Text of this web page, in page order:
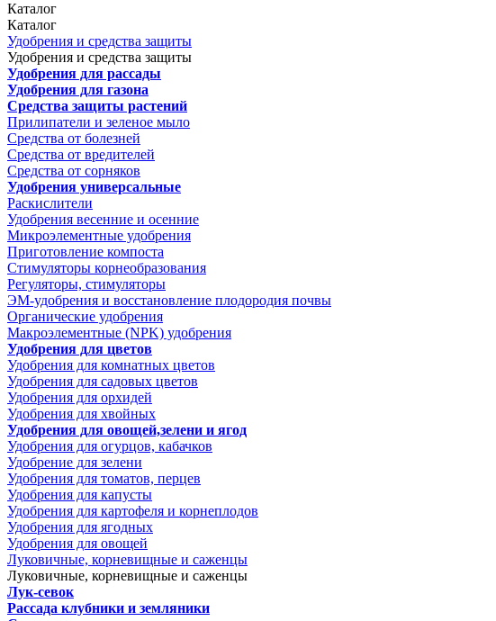
Каталог
Каталог
Удобрения и средства защиты
Удобрения и средства защиты
Удобрения для рассады
Удобрения для газона
Средства защиты растений
Прилипатели и зеленое мыло
Средства от болезней
Средства от вредителей
Средства от сорняков
Удобрения универсальные
Раскислители
Удобрения весенние и осенние
Микроэлементные удобрения
Приготовление компоста
Стимуляторы корнеобразования
Регуляторы, стимуляторы
ЭМ-удобрения и восстановление плодородия почвы
Органические удобрения
Макроэлементные (NPK) удобрения
Удобрения для цветов
Удобрения для комнатных цветов
Удобрения для садовых цветов
Удобрения для орхидей
Удобрения для хвойных
Удобрения для овощей,зелени и ягод
Удобрения для огурцов, кабачков
Удобрение для зелени
Удобрения для томатов, перцев
Удобрения для капусты
Удобрения для картофеля и корнеплодов
Удобрения для ягодных
Удобрения для овощей
Луковичные, корневищные и саженцы
Луковичные, корневищные и саженцы
Лук-севок
Рассада клубники и земляники